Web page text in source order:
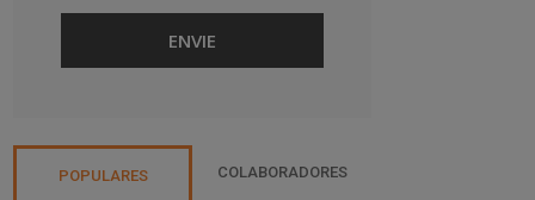
POPULARES COLABORADORES